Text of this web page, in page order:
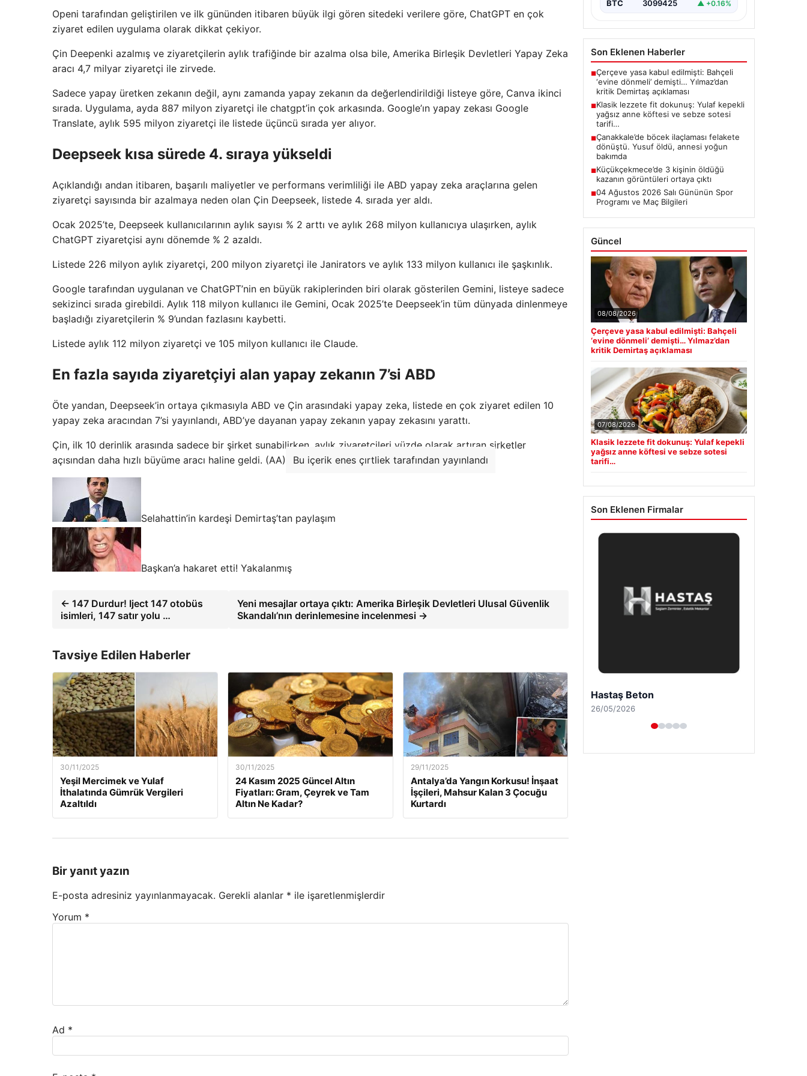
Openi tarafından geliştirilen ve ilk gününden itibaren büyük ilgi gören sitedeki verilere göre, ChatGPT en çok
ziyaret edilen uygulama olarak dikkat çekiyor.
Çin Deepenki azalmış ve ziyaretçilerin aylık trafiğinde bir azalma olsa bile, Amerika Birleşik Devletleri Yapay Zeka
aracı 4,7 milyar ziyaretçi ile zirvede.
Sadece yapay üretken zekanın değil, aynı zamanda yapay zekanın da değerlendirildiği listeye göre, Canva ikinci
sırada. Uygulama, ayda 887 milyon ziyaretçi ile chatgpt’in çok arkasında. Google’ın yapay zekası Google
Translate, aylık 595 milyon ziyaretçi ile listede üçüncü sırada yer alıyor.
Deepseek kısa sürede 4. sıraya yükseldi
Açıklandığı andan itibaren, başarılı maliyetler ve performans verimliliği ile ABD yapay zeka araçlarına gelen
ziyaretçi sayısında bir azalmaya neden olan Çin Deepseek, listede 4. sırada yer aldı.
Ocak 2025’te, Deepseek kullanıcılarının aylık sayısı % 2 arttı ve aylık 268 milyon kullanıcıya ulaşırken, aylık
ChatGPT ziyaretçisi aynı dönemde % 2 azaldı.
Listede 226 milyon aylık ziyaretçi, 200 milyon ziyaretçi ile Janirators ve aylık 133 milyon kullanıcı ile şaşkınlık.
Google tarafından uygulanan ve ChatGPT’nin en büyük rakiplerinden biri olarak gösterilen Gemini, listeye sadece
sekizinci sırada girebildi. Aylık 118 milyon kullanıcı ile Gemini, Ocak 2025’te Deepseek’in tüm dünyada dinlenmeye
başladığı ziyaretçilerin % 9’undan fazlasını kaybetti.
Listede aylık 112 milyon ziyaretçi ve 105 milyon kullanıcı ile Claude.
En fazla sayıda ziyaretçiyi alan yapay zekanın 7’si ABD
Öte yandan, Deepseek’in ortaya çıkmasıyla ABD ve Çin arasındaki yapay zeka, listede en çok ziyaret edilen 10
yapay zeka aracından 7’si yayınlandı, ABD’ye dayanan yapay zekanın yapay zekasını yarattı.
Çin, ilk 10 derinlik arasında sadece bir şirket sunabilirken, aylık ziyaretçileri yüzde olarak artıran şirketler
açısından daha hızlı büyüme aracı haline geldi. (AA)
Bu içerik enes çırtliek tarafından yayınlandı
Selahattin’in kardeşi Demirtaş’tan paylaşım
Başkan’a hakaret etti! Yakalanmış
← 147 Durdur! Iject 147 otobüs
isimleri, 147 satır yolu …
Yeni mesajlar ortaya çıktı: Amerika Birleşik Devletleri Ulusal Güvenlik
Skandalı’nın derinlemesine incelenmesi →
Tavsiye Edilen Haberler
30/11/2025
Yeşil Mercimek ve Yulaf
İthalatında Gümrük Vergileri
Azaltıldı
30/11/2025
24 Kasım 2025 Güncel Altın
Fiyatları: Gram, Çeyrek ve Tam
Altın Ne Kadar?
29/11/2025
Antalya’da Yangın Korkusu! İnşaat
İşçileri, Mahsur Kalan 3 Çocuğu
Kurtardı
Bir yanıt yazın
E-posta adresiniz yayınlanmayacak. Gerekli alanlar * ile işaretlenmişlerdir
Yorum *
Ad *
BTC 3099425 ▲ +0.16%
Son Eklenen Haberler
■Çerçeve yasa kabul edilmişti: Bahçeli
‘evine dönmeli’ demişti… Yılmaz’dan
kritik Demirtaş açıklaması
■Klasik lezzete fit dokunuş: Yulaf kepekli
yağsız anne köftesi ve sebze sotesi
tarifi…
■Çanakkale’de böcek ilaçlaması felakete
dönüştü. Yusuf öldü, annesi yoğun
bakımda
■Küçükçekmece’de 3 kişinin öldüğü
kazanın görüntüleri ortaya çıktı
■04 Ağustos 2026 Salı Gününün Spor
Programı ve Maç Bilgileri
Güncel
08/08/2026
Çerçeve yasa kabul edilmişti: Bahçeli
‘evine dönmeli’ demişti… Yılmaz’dan
kritik Demirtaş açıklaması
07/08/2026
Klasik lezzete fit dokunuş: Yulaf kepekli
yağsız anne köftesi ve sebze sotesi
tarifi…
Son Eklenen Firmalar
Prenses Night Club
29/04/2026